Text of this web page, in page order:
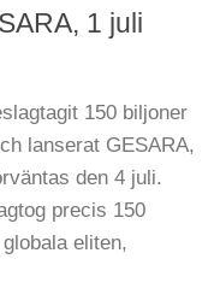
1 juli
150 biljoner
lanserat GESARA,
den 4 juli.
precis 150
eliten,